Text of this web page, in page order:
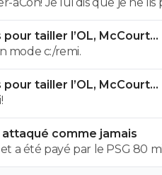
des émojis et il
images de gogol. Ça
de suite qu'on a affaire à
tailler l’OL, McCourt
mode c:/remi.
tailler l’OL, McCourt
attaqué comme jamais
a été payé par le PSG 80
était titulaire mais avec le